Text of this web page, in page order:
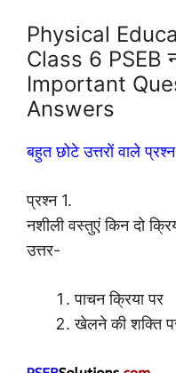
Physical
Class 6 PSEB
Important
Answers
बहुत छोटे उत्तरों वाले प्रश्न
प्रश्न 1.
नशीली वस्तुएं किन दो
उत्तर-
पाचन क्रिया पर
खेलने की शक्ति